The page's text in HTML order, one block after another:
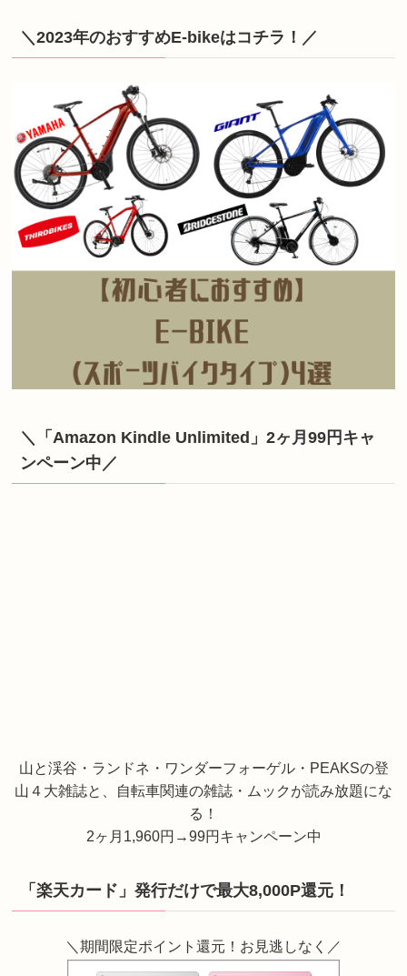
＼2023年のおすすめE-bikeはコチラ！／
＼「Amazon Kindle Unlimited」2ヶ月99円キャ
ンペーン中／
山と渓谷・ランドネ・ワンダーフォーゲル・PEAKSの登
山４大雑誌と、自転車関連の雑誌・ムックが読み放題にな
る！
2ヶ月1,960円→99円キャンペーン中
「楽天カード」発行だけで最大8,000P還元！
＼期間限定ポイント還元！お見逃しなく／